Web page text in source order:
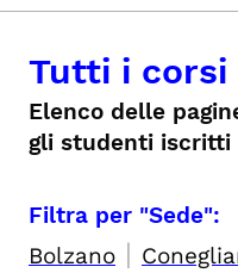
Tutti i corsi
Elenco delle
gli studenti iscritti
Filtra per "Sede":
Bolzano |